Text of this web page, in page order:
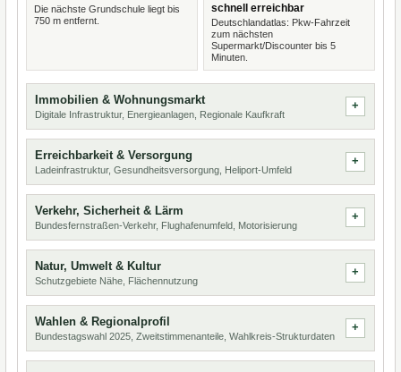
Die nächste Grundschule liegt bis
750 m entfernt.
schnell erreichbar
Deutschlandatlas: Pkw-Fahrzeit
zum nächsten
Supermarkt/Discounter bis 5
Minuten.
Immobilien & Wohnungsmarkt
Digitale Infrastruktur, Energieanlagen, Regionale Kaufkraft
Erreichbarkeit & Versorgung
Ladeinfrastruktur, Gesundheitsversorgung, Heliport-Umfeld
Verkehr, Sicherheit & Lärm
Bundesfernstraßen-Verkehr, Flughafenumfeld, Motorisierung
Natur, Umwelt & Kultur
Schutzgebiete Nähe, Flächennutzung
Wahlen & Regionalprofil
Bundestagswahl 2025, Zweitstimmenanteile, Wahlkreis-Strukturdaten